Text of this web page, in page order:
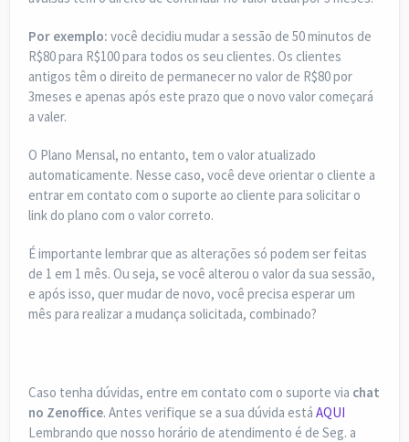
Por exemplo: você decidiu mudar a sessão de 50 minutos de
R$80 para R$100 para todos os seu clientes. Os clientes
antigos têm o direito de permanecer no valor de R$80 por
3meses e apenas após este prazo que o novo valor começará
a valer.
O Plano Mensal, no entanto, tem o valor atualizado
automaticamente. Nesse caso, você deve orientar o cliente a
entrar em contato com o suporte ao cliente para solicitar o
link do plano com o valor correto.
É importante lembrar que as alterações só podem ser feitas
de 1 em 1 mês. Ou seja, se você alterou o valor da sua sessão,
e após isso, quer mudar de novo, você precisa esperar um
mês para realizar a mudança solicitada, combinado?
Caso tenha dúvidas, entre em contato com o suporte via chat
no Zenoffice. Antes verifique se a sua dúvida está AQUI
Lembrando que nosso horário de atendimento é de Seg. a